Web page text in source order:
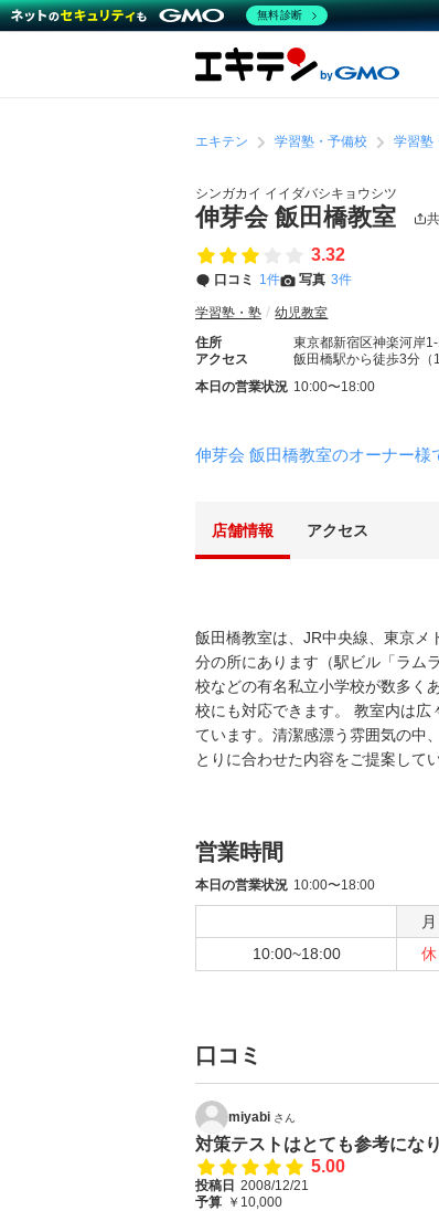
エキテン 学習塾・予備校 学習塾
シンガカイ イイダバシキョウシツ
伸芽会 飯田橋教室
3.32
口コミ 1件 写真 3件
学習塾・塾
幼児教室
住所
東京都新宿区神楽河岸
アクセス
飯田橋駅から徒歩3分（
本日の営業状況 10:00〜18:00
伸芽会 飯田橋教室のオーナー様
店舗情報 アクセス
飯田橋教室は、JR中央線、東京メ
分の所にあります（駅ビル「ラム
校などの有名私立小学校が数多く
校にも対応できます。 教室内は広
ています。清潔感漂う雰囲気の中
とりに合わせた内容をご提案してい
営業時間
本日の営業状況 10:00〜18:00
月
10:00~18:00
休
口コミ
miyabi さん
対策テストはとても参考にな
5.00
投稿日 2008/12/21
予算 ￥10,000
無料診断